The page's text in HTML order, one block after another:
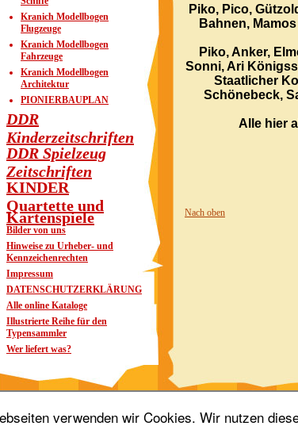
verwenden wir Cookies. Wir nutzen
Kranich Modellbogen
Flugzeuge
Kranich Modellbogen
Fahrzeuge
Kranich Modellbogen
Architektur
PIONIERBAUPLAN
DDR
Kinderzeitschriften
DDR Spielzeug
Zeitschriften
KINDER
Quartette und
Kartenspiele
Bilder von uns
Hinweise zu Urheber- und
Kennzeichenrechten
Impressum
DATENSCHUTZERKLÄRUNG
Alle online Kataloge
Illustrierte Reihe für den
Typensammler
Wer liefert was?
Piko, Pico,
Bahnen,
Piko, Anker,
Sonni, Ari
Staatlicher
Schönebeck,
Alle hier
Nach oben